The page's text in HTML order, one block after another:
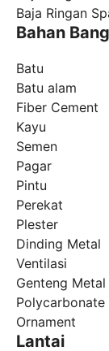
Baja Ringan
Bahan
Batu
Batu alam
Fiber Cement
Kayu
Semen
Pagar
Pintu
Perekat
Plester
Dinding Metal
Ventilasi
Genteng Metal
Polycarbonate
Ornament
Lantai